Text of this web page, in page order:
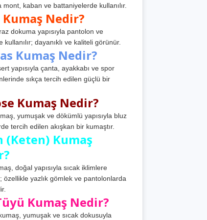
mont, kaban ve battaniyelerde kullanılır.
Nedir?
dokuma yapısıyla pantolon ve
kullanılır; dayanıklı ve kaliteli görünür.
Kumaş Nedir?
yapısıyla çanta, ayakkabı ve spor
sıkça tercih edilen güçlü bir
Kumaş Nedir?
yumuşak ve dökümlü yapısıyla bluz
tercih edilen akışkan bir kumaştır.
(Keten) Kumaş
doğal yapısıyla sıcak iklimlere
özellikle yazlık gömlek ve pantolonlarda
Kumaş Nedir?
yumuşak ve sıcak dokusuyla